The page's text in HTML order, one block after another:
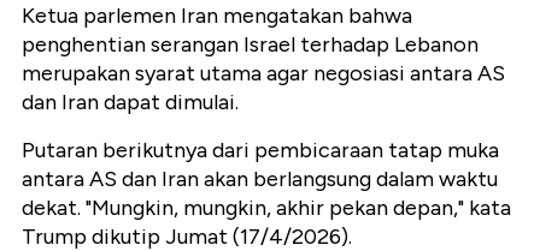
Ketua parlemen Iran mengatakan bahwa
penghentian serangan Israel terhadap Lebanon
merupakan syarat utama agar negosiasi antara AS
dan Iran dapat dimulai.
Putaran berikutnya dari pembicaraan tatap muka
antara AS dan Iran akan berlangsung dalam waktu
dekat. "Mungkin, mungkin, akhir pekan depan," kata
Trump dikutip Jumat (17/4/2026).